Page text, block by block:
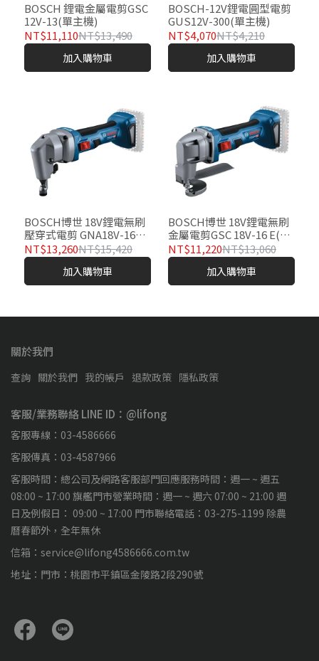
BOSCH 鋰電金屬電剪GSC
12V-13(單主機)
NT$11,110NT$13,490
加入購物車
BOSCH-12V鋰電圓型電剪
GUS12V-300(單主機)
NT$4,070NT$4,210
加入購物車
BOSCH博世 18V鋰電無刷
壓穿式電剪 GNA18V-16E
(空機-不含充電器及電池)
NT$13,260NT$15,420
加入購物車
BOSCH博世 18V鋰電無刷
金屬電剪GSC 18V-16 E(空
機-不含電池及充電器)
NT$11,220NT$13,060
加入購物車
關於我們
查詢 關於我們 我的帳戶 退款政策 隱私政策
客服/業務聯絡 LINE ID：@lifong
客服專線：03-4586666
客服傳真：03-4587966
客服時間：總公司及網路客服部門回應服務時間：週一 ~ 週五
08:00 ~ 17:00 旗艦門市營業時間：週一 ~ 週六 07:00 ~ 21:00 週
日及例假日： 09:00 ~ 17:00 門市聯絡電話：03-275-1199 除農
曆春節外，全年無休
信箱：service@lifong4586666.com.tw
地址：門市：桃園市平鎮區金陵路2段290號